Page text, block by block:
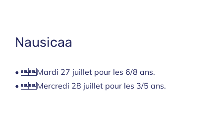
Nausicaa
• Mardi 27 juillet pour les 6/8 ans.
• Mercredi 28 juillet pour les 3/5 ans.